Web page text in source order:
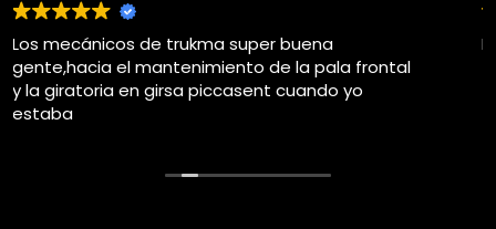
Este usuario solo dejó una calificación.